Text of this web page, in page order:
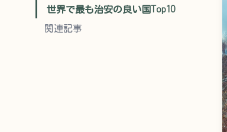
世界で最も治安の良い国Top10
関連記事